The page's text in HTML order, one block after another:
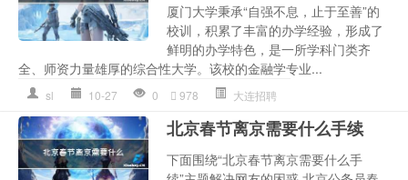
厦门大学秉承“自强不息，止于至善”的
校训，积累了丰富的办学经验，形成了
鲜明的办学特色，是一所学科门类齐
全、师资力量雄厚的综合性大学。该校的金融学专业...
sl 10-27 0 978 大连招聘
北京春节离京需要什么手续
下面围绕“北京春节离京需要什么手